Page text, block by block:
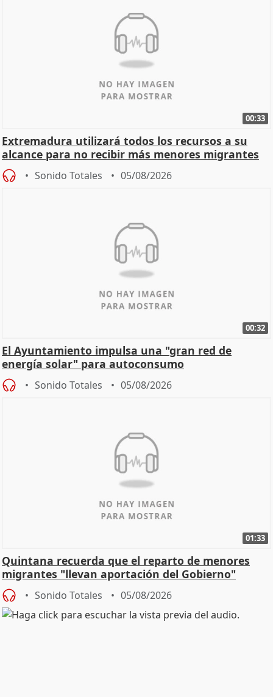
00:33
Extremadura utilizará todos los recursos a su
alcance para no recibir más menores migrantes
Sonido Totales 05/08/2026
00:32
El Ayuntamiento impulsa una "gran red de
energía solar" para autoconsumo
Sonido Totales 05/08/2026
01:33
Quintana recuerda que el reparto de menores
migrantes "llevan aportación del Gobierno"
central
Sonido Totales 05/08/2026